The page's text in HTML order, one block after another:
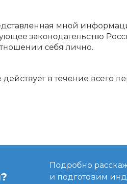
мной
законодательство
себя лично.
действует в течение всего
Подробно
и подготовим